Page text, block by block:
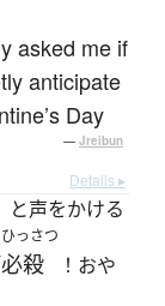
asked me if
anticipate
Day
— Jreibun
Details ▸
と声をかける
ひっさつ
必殺 ！おや